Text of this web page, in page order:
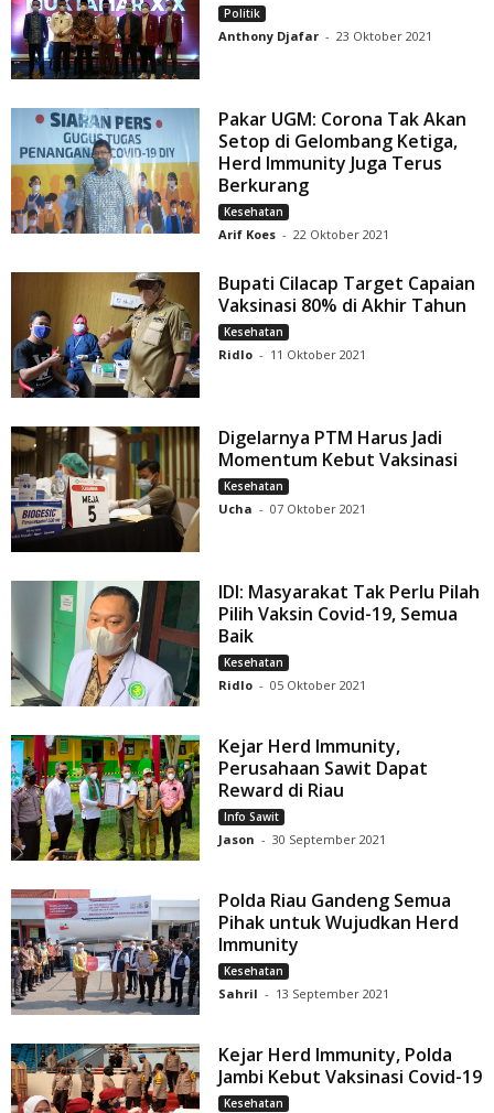
Politik
Anthony Djafar - 23 Oktober 2021
Pakar UGM: Corona Tak Akan
Setop di Gelombang Ketiga,
Herd Immunity Juga Terus
Berkurang
Kesehatan
Arif Koes - 22 Oktober 2021
Bupati Cilacap Target Capaian
Vaksinasi 80% di Akhir Tahun
Kesehatan
Ridlo - 11 Oktober 2021
Digelarnya PTM Harus Jadi
Momentum Kebut Vaksinasi
Kesehatan
Ucha - 07 Oktober 2021
IDI: Masyarakat Tak Perlu Pilah
Pilih Vaksin Covid-19, Semua
Baik
Kesehatan
Ridlo - 05 Oktober 2021
Kejar Herd Immunity,
Perusahaan Sawit Dapat
Reward di Riau
Info Sawit
Jason - 30 September 2021
Polda Riau Gandeng Semua
Pihak untuk Wujudkan Herd
Immunity
Kesehatan
Sahril - 13 September 2021
Kejar Herd Immunity, Polda
Jambi Kebut Vaksinasi Covid-19
Kesehatan